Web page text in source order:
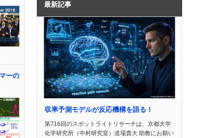
ーの
最新記事
収率予測モデルが反応機構を語る！
第716回のスポットライトリサーチは、京都大学
化学研究所（中村研究室）道場貴大 助教にお願い